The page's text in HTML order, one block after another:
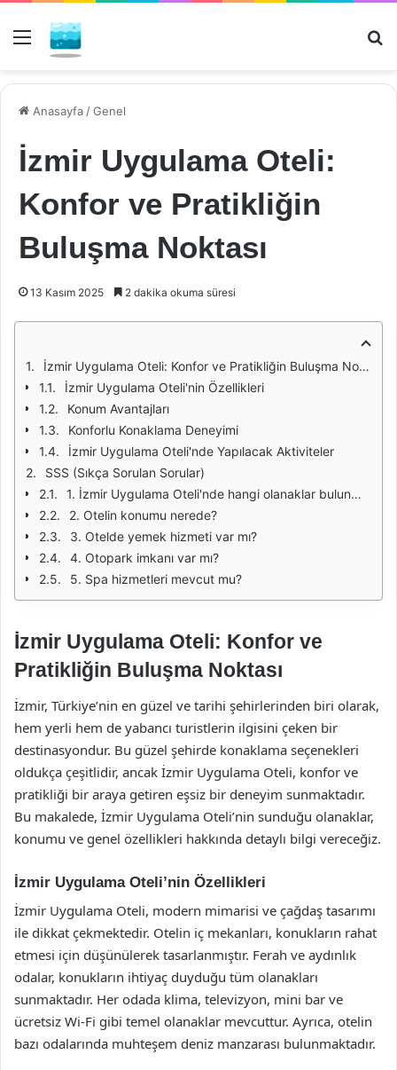
Menü
Anasayfa /Genel
İzmir Uygulama Oteli:
Konfor ve Pratikliğin
Buluşma Noktası
13 Kasım 2025 2 dakika okuma süresi
İzmir Uygulama Oteli: Konfor ve Pratikliğin Buluşma Noktası
İzmir Uygulama Oteli'nin Özellikleri
Konum Avantajları
Konforlu Konaklama Deneyimi
İzmir Uygulama Oteli'nde Yapılacak Aktiviteler
SSS (Sıkça Sorulan Sorular)
1. İzmir Uygulama Oteli'nde hangi olanaklar bulunmaktadır?
2. Otelin konumu nerede?
3. Otelde yemek hizmeti var mı?
4. Otopark imkanı var mı?
5. Spa hizmetleri mevcut mu?
İzmir Uygulama Oteli: Konfor ve
Pratikliğin Buluşma Noktası
İzmir, Türkiye’nin en güzel ve tarihi şehirlerinden biri olarak,
hem yerli hem de yabancı turistlerin ilgisini çeken bir
destinasyondur. Bu güzel şehirde konaklama seçenekleri
oldukça çeşitlidir, ancak İzmir Uygulama Oteli, konfor ve
pratikliği bir araya getiren eşsiz bir deneyim sunmaktadır.
Bu makalede, İzmir Uygulama Oteli’nin sunduğu olanaklar,
konumu ve genel özellikleri hakkında detaylı bilgi vereceğiz.
İzmir Uygulama Oteli’nin Özellikleri
İzmir Uygulama Oteli, modern mimarisi ve çağdaş tasarımı
ile dikkat çekmektedir. Otelin iç mekanları, konukların rahat
etmesi için düşünülerek tasarlanmıştır. Ferah ve aydınlık
odalar, konukların ihtiyaç duyduğu tüm olanakları
sunmaktadır. Her odada klima, televizyon, mini bar ve
ücretsiz Wi-Fi gibi temel olanaklar mevcuttur. Ayrıca, otelin
bazı odalarında muhteşem deniz manzarası bulunmaktadır.